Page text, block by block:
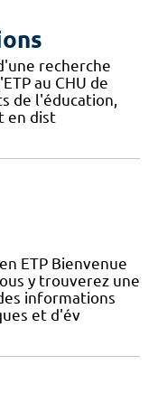
recherche
au CHU de
de l'éducation,
en dist
ETP Bienvenue
y trouverez une
informations
et d'év